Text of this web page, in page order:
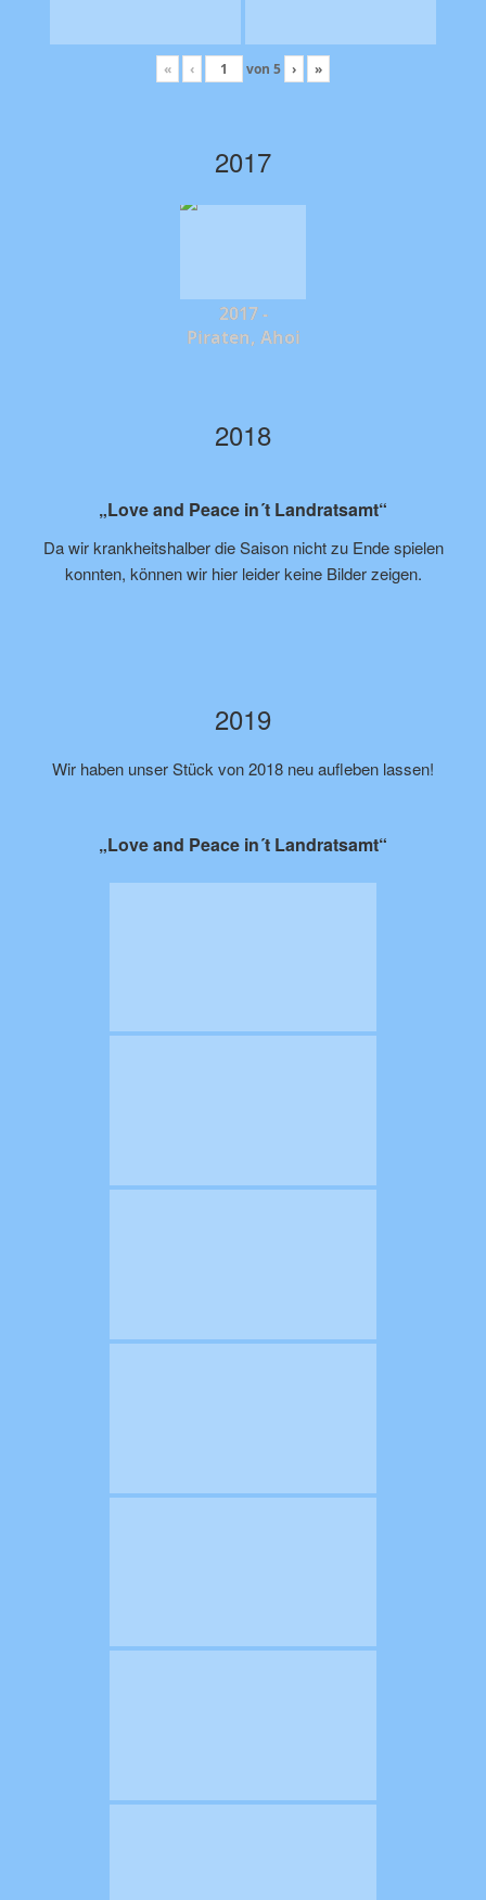
« ‹ von 5 › »
2017
2017 -
Piraten, Ahoi
2018
„Love and Peace in´t Landratsamt“
Da wir krankheitshalber die Saison nicht zu Ende spielen
konnten, können wir hier leider keine Bilder zeigen.
2019
Wir haben unser Stück von 2018 neu aufleben lassen!
„Love and Peace in´t Landratsamt“